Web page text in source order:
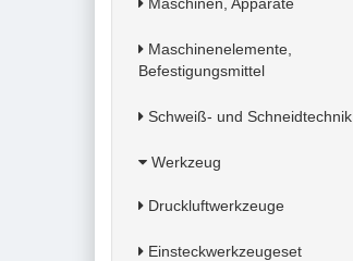
Maschinenelemente,
Befestigungsmittel
Schweiß- und Schneidtechnik
Werkzeug
Druckluftwerkzeuge
Einsteckwerkzeugeset